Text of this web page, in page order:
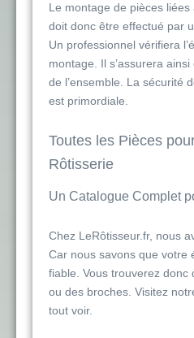
Le montage de pièces
doit donc être effectué par
Un professionnel vérifiera
montage. Il s’assurera
de l’ensemble. La sécurité
est primordiale.
Toutes les Pièces
Rôtisserie
Un Catalogue Complet
Chez LeRôtisseur.fr, nous
Car nous savons que votre
fiable. Vous trouverez donc
ou des broches. Visitez
tout voir.